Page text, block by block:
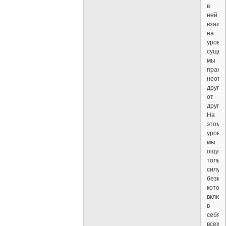
в
ней
на
мы
друг
от
друга.
На
этом
мы
только
силу
в
себя
всех